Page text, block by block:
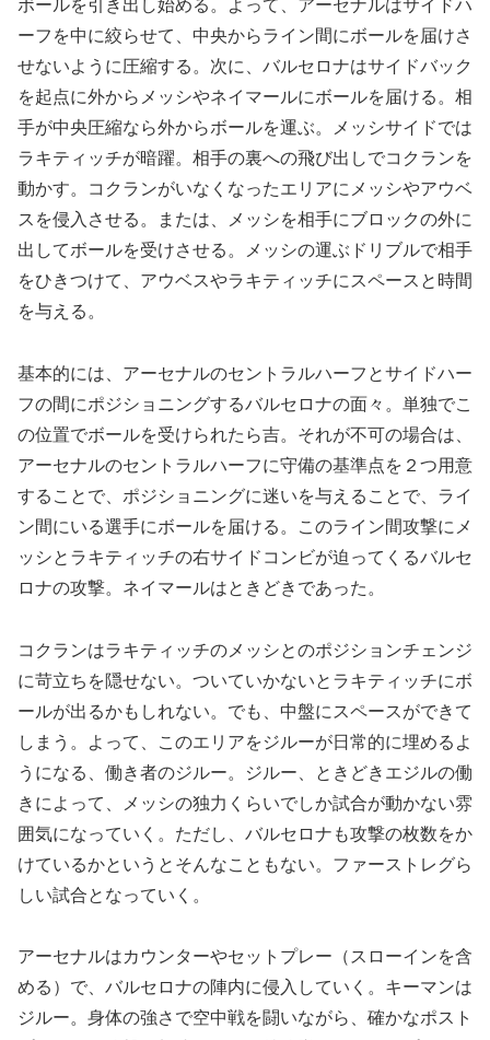
ボールを引き出し始める。よって、アーセナルはサイドハ
ーフを中に絞らせて、中央からライン間にボールを届けさ
せないように圧縮する。次に、バルセロナはサイドバック
を起点に外からメッシやネイマールにボールを届ける。相
手が中央圧縮なら外からボールを運ぶ。メッシサイドでは
ラキティッチが暗躍。相手の裏への飛び出しでコクランを
動かす。コクランがいなくなったエリアにメッシやアウベ
スを侵入させる。または、メッシを相手にブロックの外に
出してボールを受けさせる。メッシの運ぶドリブルで相手
をひきつけて、アウベスやラキティッチにスペースと時間
を与える。
基本的には、アーセナルのセントラルハーフとサイドハー
フの間にポジショニングするバルセロナの面々。単独でこ
の位置でボールを受けられたら吉。それが不可の場合は、
アーセナルのセントラルハーフに守備の基準点を２つ用意
することで、ポジショニングに迷いを与えることで、ライ
ン間にいる選手にボールを届ける。このライン間攻撃にメ
ッシとラキティッチの右サイドコンビが迫ってくるバルセ
ロナの攻撃。ネイマールはときどきであった。
コクランはラキティッチのメッシとのポジションチェンジ
に苛立ちを隠せない。ついていかないとラキティッチにボ
ールが出るかもしれない。でも、中盤にスペースができて
しまう。よって、このエリアをジルーが日常的に埋めるよ
うになる、働き者のジルー。ジルー、ときどきエジルの働
きによって、メッシの独力くらいでしか試合が動かない雰
囲気になっていく。ただし、バルセロナも攻撃の枚数をか
けているかというとそんなこともない。ファーストレグら
しい試合となっていく。
アーセナルはカウンターやセットプレー（スローインを含
める）で、バルセロナの陣内に侵入していく。キーマンは
ジルー。身体の強さで空中戦を闘いながら、確かなポスト